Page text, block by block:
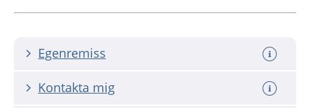
Egenremiss
Kontakta mig